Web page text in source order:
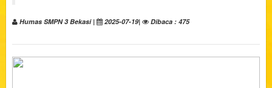
Humas SMPN 3 Bekasi | 2025-07-19| Dibaca : 475